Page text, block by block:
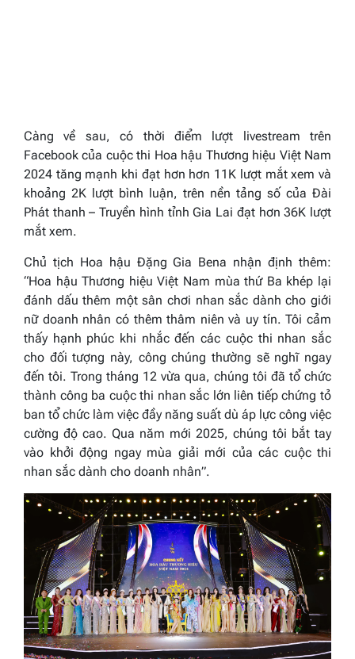
Càng về sau, có thời điểm lượt livestream trên
Facebook của cuộc thi Hoa hậu Thương hiệu Việt Nam
2024 tăng mạnh khi đạt hơn hơn 11K lượt mắt xem và
khoảng 2K lượt bình luận, trên nền tảng số của Đài
Phát thanh – Truyền hình tỉnh Gia Lai đạt hơn 36K lượt
mắt xem.
Chủ tịch Hoa hậu Đặng Gia Bena nhận định thêm:
“Hoa hậu Thương hiệu Việt Nam mùa thứ Ba khép lại
đánh dấu thêm một sân chơi nhan sắc dành cho giới
nữ doanh nhân có thêm thâm niên và uy tín. Tôi cảm
thấy hạnh phúc khi nhắc đến các cuộc thi nhan sắc
cho đối tượng này, công chúng thường sẽ nghĩ ngay
đến tôi. Trong tháng 12 vừa qua, chúng tôi đã tổ chức
thành công ba cuộc thi nhan sắc lớn liên tiếp chứng tỏ
ban tổ chức làm việc đầy năng suất dù áp lực công việc
cường độ cao. Qua năm mới 2025, chúng tôi bắt tay
vào khởi động ngay mùa giải mới của các cuộc thi
nhan sắc dành cho doanh nhân”.